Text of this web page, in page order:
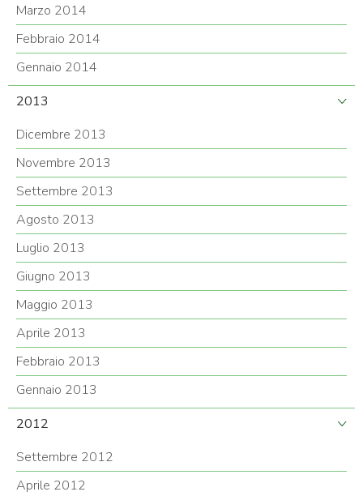
Marzo 2014
Febbraio 2014
Gennaio 2014
2013
Dicembre 2013
Novembre 2013
Settembre 2013
Agosto 2013
Luglio 2013
Giugno 2013
Maggio 2013
Aprile 2013
Febbraio 2013
Gennaio 2013
2012
Settembre 2012
Aprile 2012